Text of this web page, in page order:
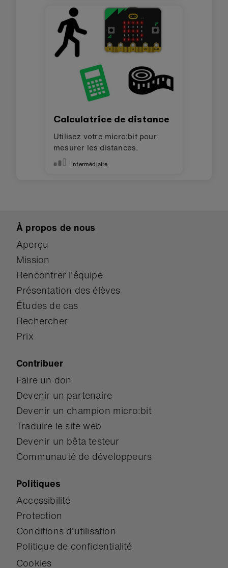
Calculatrice de distance
Utilisez votre micro:bit pour
mesurer les distances.
Intermédiaire
À propos de nous
Aperçu
Mission
Rencontrer l'équipe
Présentation des élèves
Études de cas
Rechercher
Prix
Contribuer
Faire un don
Devenir un partenaire
Devenir un champion micro:bit
Traduire le site web
Devenir un bêta testeur
Communauté de développeurs
Politiques
Accessibilité
Protection
Conditions d'utilisation
Politique de confidentialité
Cookies